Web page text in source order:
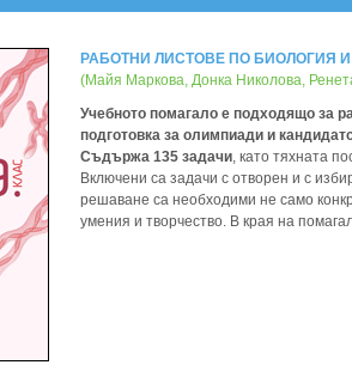
РАБОТНИ ЛИСТОВЕ ПО БИОЛОГИЯ
(Майя Маркова, Донка Николова,
Учебното помагало е подходящо за
подготовка за олимпиади и
Съдържа 135 задачи, като тяхната
Включени са задачи с отворен и с
решаване са необходими не само
умения и творчество. В края на